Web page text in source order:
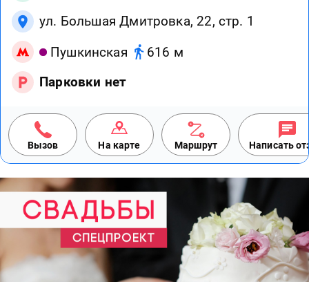
ул. Большая Дмитровка, 22, стр. 1
Пушкинская
616 м
Парковки нет
Вызов На карте Маршрут Написать